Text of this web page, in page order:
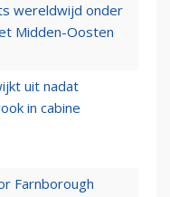
wereldwijd onder
Midden-Oosten
uit nadat
in cabine
Farnborough